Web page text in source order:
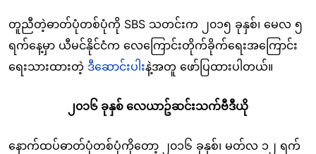
တူညီတဲ့ဓာတ်ပုံတစ်ပုံကို SBS သတင်းက ၂၀၁၅ ခုနှစ်၊ မေလ ၅
ရက်နေ့မှာ ယီမင်နိုင်ငံက လေကြောင်းတိုက်ခိုက်ရေးအကြောင်း
ရေးသားထားတဲ့ ဒီဆောင်းပါးနဲ့အတူ ဖော်ပြထားပါတယ်။
၂၀၁၆ ခုနှစ် လေယာဥ်ဆင်းသက်ဗီဒီယို
နောက်ထပ်ဓာတ်ပုံတစ်ပုံကိုတော့ ၂၀၁၆ ခုနှစ်၊ မတ်လ ၁၂ ရက်